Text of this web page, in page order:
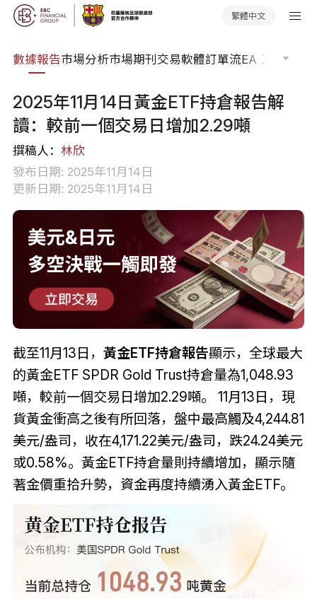
繁體中文
數據報告市場分析市場期刊交易軟體訂單流EA 工具庫
2025年11月14日黃金ETF持倉報告解
讀：較前一個交易日增加2.29噸
撰稿人： 林欣
發布日期: 2025年11月14日
更新日期: 2025年11月14日
截至11月13日， 黃金ETF持倉報告顯示，全球最大
的黃金ETF SPDR Gold Trust持倉量為1,048.93
噸，較前一個交易日增加2.29噸。 11月13日，現
貨黃金衝高之後有所回落，盤中最高觸及4,244.81
美元/盎司，收在4,171.22美元/盎司，跌24.24美元
或0.58%。黃金ETF持倉量則持續增加，顯示隨
著金價重拾升勢，資金再度持續湧入黃金ETF。